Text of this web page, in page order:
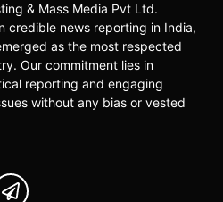
& Mass Media Pvt Ltd.
credible news reporting in India,
as the most respected
Our commitment lies in
reporting and engaging
without any bias or vested